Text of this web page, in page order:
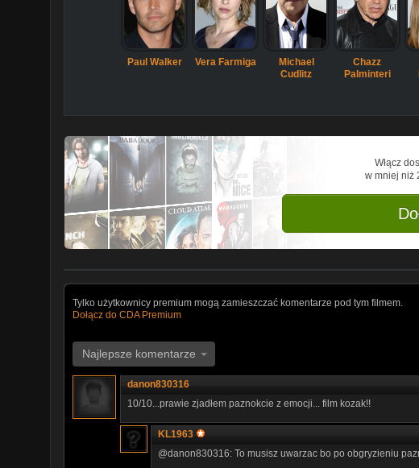
Paul Walker Vera Farmiga
Michael
Cudlitz
Chazz
Palminteri
Włącz
w mniej niż
Tylko użytkownicy premium mogą zamieszczać komentarze pod tym filmem.
Dołącz do CDA Premium
Najlepsze komentarze
danon830316
10/10...prawie zjadłem paznokcie z emocji... film kozak!!
KL1963
@danon830316: To musisz uwarzac bo po obgryzieniu